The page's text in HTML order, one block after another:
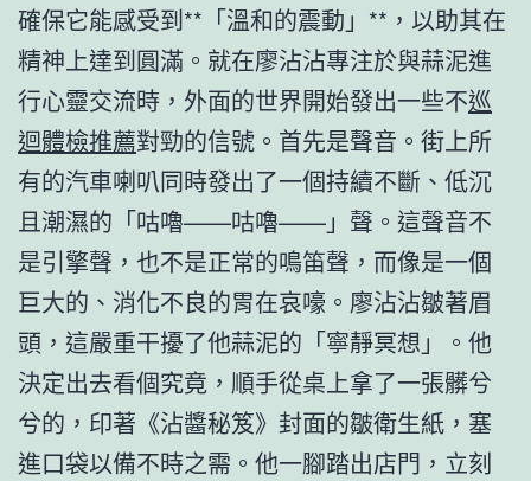
確保它能感受到**「溫和的震動」**，以助其在
精神上達到圓滿。就在廖沾沾專注於與蒜泥進
行心靈交流時，外面的世界開始發出一些不巡
迴體檢推薦對勁的信號。首先是聲音。街上所
有的汽車喇叭同時發出了一個持續不斷、低沉
且潮濕的「咕嚕——咕嚕——」聲。這聲音不
是引擎聲，也不是正常的鳴笛聲，而像是一個
巨大的、消化不良的胃在哀嚎。廖沾沾皺著眉
頭，這嚴重干擾了他蒜泥的「寧靜冥想」。他
決定出去看個究竟，順手從桌上拿了一張髒兮
兮的，印著《沾醬秘笈》封面的皺衛生紙，塞
進口袋以備不時之需。他一腳踏出店門，立刻